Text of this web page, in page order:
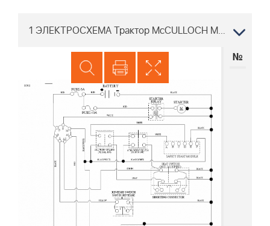
1 ЭЛЕКТРОСХЕМА Трактор McCULLOCH M95-66X 96021002300 2011-12
№